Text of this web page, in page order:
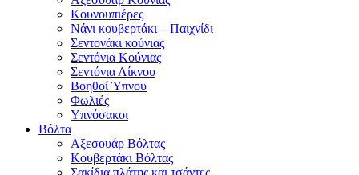
Κουνουπιέρες
Νάνι κουβερτάκι – Παιχνίδι
Σεντονάκι κούνιας
Σεντόνια Κούνιας
Σεντόνια Λίκνου
Βοηθοί Ύπνου
Φωλιές
Υπνόσακοι
Βόλτα
Αξεσουάρ Βόλτας
Κουβερτάκι Βόλτας